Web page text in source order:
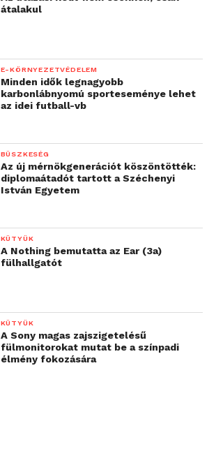
átalakul
E-KÖRNYEZETVÉDELEM
Minden idők legnagyobb
karbonlábnyomú sporteseménye lehet
az idei futball-vb
BÜSZKESÉG
Az új mérnökgenerációt köszöntötték:
diplomaátadót tartott a Széchenyi
István Egyetem
KÜTYÜK
A Nothing bemutatta az Ear (3a)
fülhallgatót
KÜTYÜK
A Sony magas zajszigetelésű
fülmonitorokat mutat be a színpadi
élmény fokozására